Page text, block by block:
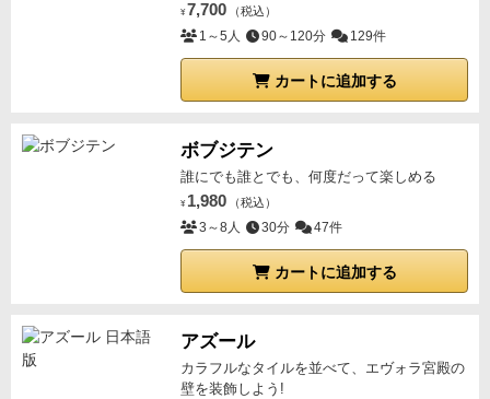
¥ 7,700 （税込）
1～5人 90～120分 129件
カートに追加する
ボブジテン
誰にでも誰とでも、何度だって楽しめる
¥ 1,980 （税込）
3～8人 30分 47件
カートに追加する
アズール
カラフルなタイルを並べて、エヴォラ宮殿の
壁を装飾しよう!